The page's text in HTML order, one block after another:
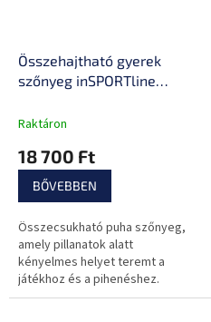
Összehajtható gyerek
szőnyeg inSPORTline
Raktáron
18 700 Ft
BŐVEBBEN
Összecsukható puha szőnyeg,
amely pillanatok alatt
kényelmes helyet teremt a
játékhoz és a pihenéshez.